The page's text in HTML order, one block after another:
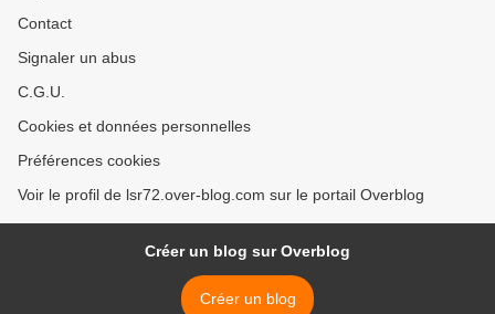
Contact
Signaler un abus
C.G.U.
Cookies et données personnelles
Préférences cookies
Voir le profil de lsr72.over-blog.com sur le portail Overblog
Créer un blog sur Overblog
Créer un blog